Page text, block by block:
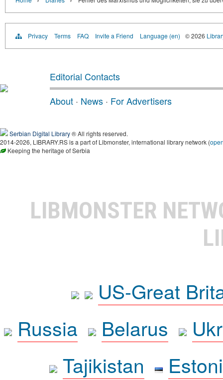
Privacy Terms FAQ Invite a Friend Language (en) © 2026
Editorial Contacts
About · News · For Advertisers
Serbian Digital Library® All rights reserved.
2014-2026, LIBRARY.RS is a part of Libmonster, international library network (
Keeping the heritage of Serbia
LIBMONSTER
US-Great
Russia
Belarus
Tajikistan